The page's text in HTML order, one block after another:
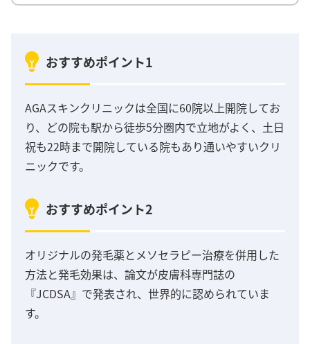
おすすめポイント1
AGAスキンクリニックは全国に60院以上開院してお
り、どの院も駅から徒歩5分圏内で立地がよく、土日
祝も22時まで開院している院もあり通いやすいクリ
ニックです。
おすすめポイント2
オリジナルの発毛薬とメソセラピー治療を併用した
方法と発毛効果は、論文が皮膚科専門誌の
『JCDSA』で発表され、世界的に認められていま
す。